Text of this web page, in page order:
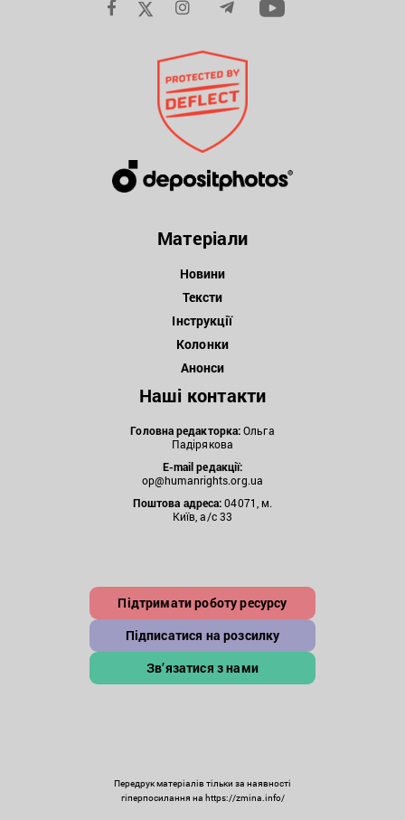
Матеріали
Новини
Тексти
Інструкції
Колонки
Анонси
Наші контакти
Головна редакторка:Ольга
Падірякова
E-mail редакції:
op@humanrights.org.ua
Поштова адреса:04071, м.
Київ, а/с 33
Підтримати роботу ресурсу
Підписатися на розсилку
Зв’язатися з нами
Передрук матеріалів тільки за наявності
гіперпосилання на https://zmina.info/